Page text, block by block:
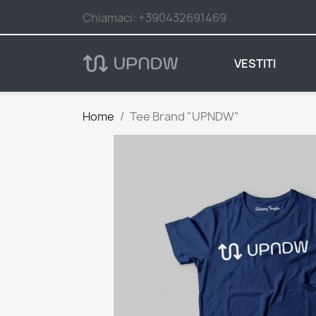
Chiamaci: +390432691469
VESTITI
Home Tee Brand "UPNDW"